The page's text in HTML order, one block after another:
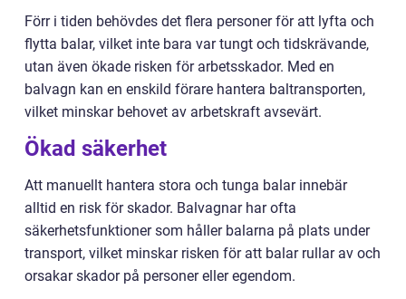
Förr i tiden behövdes det flera personer för att lyfta och
flytta balar, vilket inte bara var tungt och tidskrävande,
utan även ökade risken för arbetsskador. Med en
balvagn kan en enskild förare hantera baltransporten,
vilket minskar behovet av arbetskraft avsevärt.
Ökad säkerhet
Att manuellt hantera stora och tunga balar innebär
alltid en risk för skador. Balvagnar har ofta
säkerhetsfunktioner som håller balarna på plats under
transport, vilket minskar risken för att balar rullar av och
orsakar skador på personer eller egendom.